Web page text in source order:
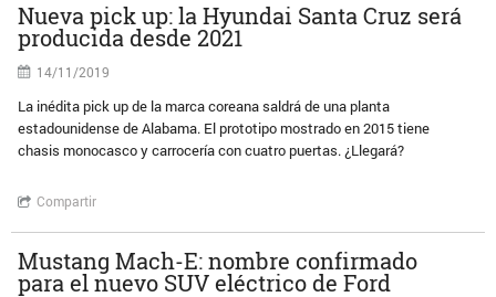
Nueva pick up: la Hyundai Santa Cruz será
producida desde 2021
14/11/2019
La inédita pick up de la marca coreana saldrá de una planta
estadounidense de Alabama. El prototipo mostrado en 2015 tiene
chasis monocasco y carrocería con cuatro puertas. ¿Llegará?
Compartir
Mustang Mach-E: nombre confirmado
para el nuevo SUV eléctrico de Ford